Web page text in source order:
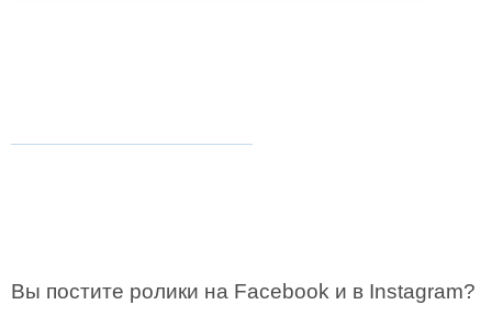
Вы постите ролики на Facebook и в Instagram?